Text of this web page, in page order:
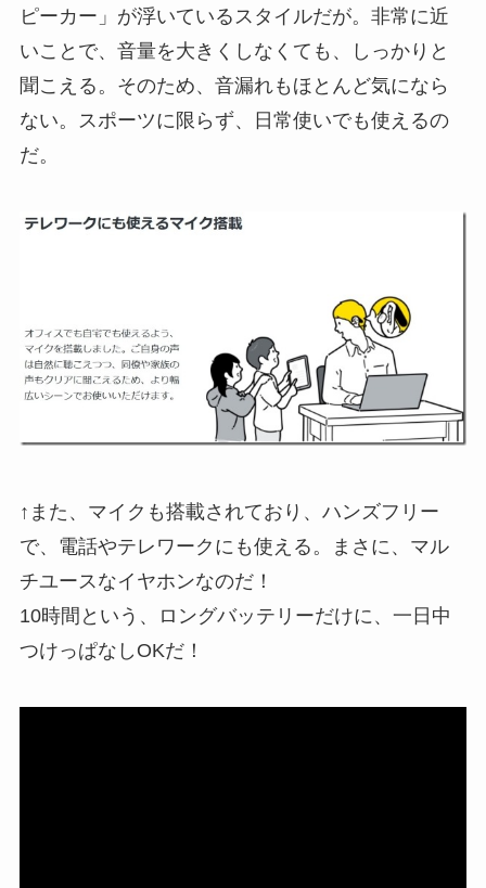
ピーカー」が浮いているスタイルだが。非常に近
いことで、音量を大きくしなくても、しっかりと
聞こえる。そのため、音漏れもほとんど気になら
ない。スポーツに限らず、日常使いでも使えるの
だ。
↑また、マイクも搭載されており、ハンズフリー
で、電話やテレワークにも使える。まさに、マル
チユースなイヤホンなのだ！
10時間という、ロングバッテリーだけに、一日中
つけっぱなしOKだ！